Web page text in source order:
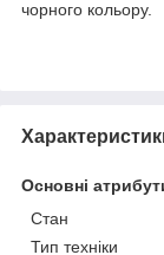
чорного кольору.
Основні
Стан
Тип техніки